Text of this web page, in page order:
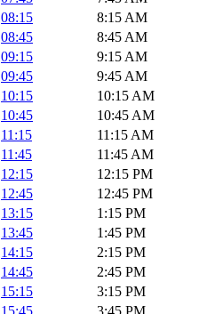
08:15
8:15 AM
08:45
8:45 AM
09:15
9:15 AM
09:45
9:45 AM
10:15
10:15 AM
10:45
10:45 AM
11:15
11:15 AM
11:45
11:45 AM
12:15
12:15 PM
12:45
12:45 PM
13:15
1:15 PM
13:45
1:45 PM
14:15
2:15 PM
14:45
2:45 PM
15:15
3:15 PM
15:45
3:45 PM